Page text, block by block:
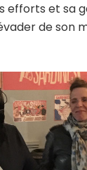
efforts et sa
de son